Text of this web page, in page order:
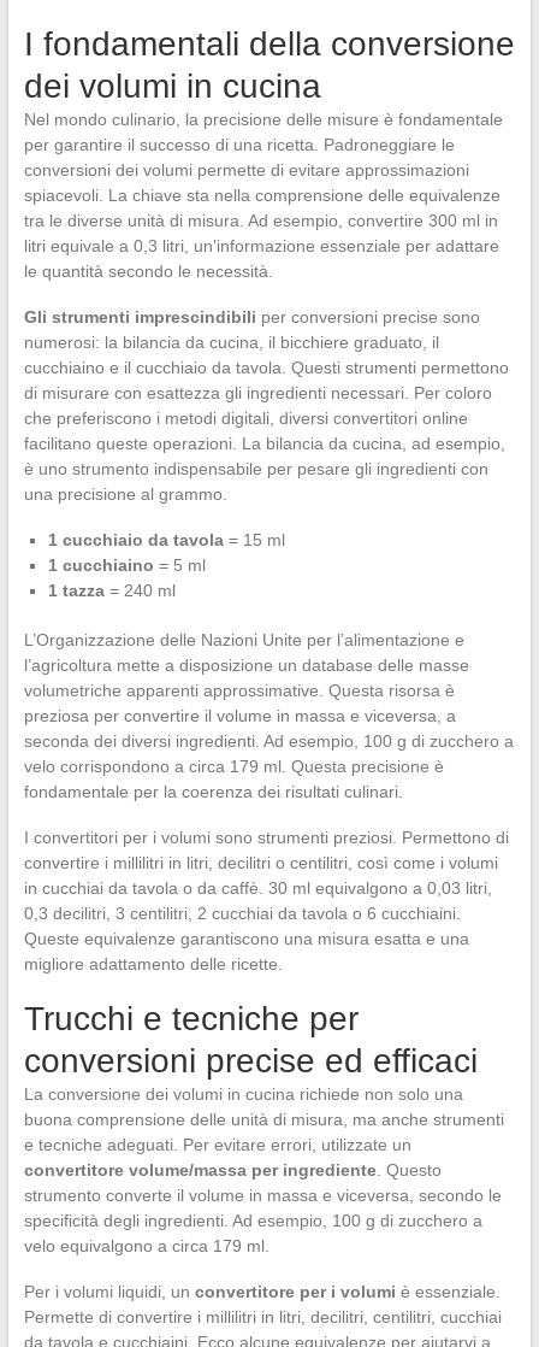
I fondamentali della conversione
dei volumi in cucina
Nel mondo culinario, la precisione delle misure è fondamentale
per garantire il successo di una ricetta. Padroneggiare le
conversioni dei volumi permette di evitare approssimazioni
spiacevoli. La chiave sta nella comprensione delle equivalenze
tra le diverse unità di misura. Ad esempio, convertire 300 ml in
litri equivale a 0,3 litri, un’informazione essenziale per adattare
le quantità secondo le necessità.
Gli strumenti imprescindibili per conversioni precise sono
numerosi: la bilancia da cucina, il bicchiere graduato, il
cucchiaino e il cucchiaio da tavola. Questi strumenti permettono
di misurare con esattezza gli ingredienti necessari. Per coloro
che preferiscono i metodi digitali, diversi convertitori online
facilitano queste operazioni. La bilancia da cucina, ad esempio,
è uno strumento indispensabile per pesare gli ingredienti con
una precisione al grammo.
1 cucchiaio da tavola= 15 ml
1 cucchiaino = 5 ml
1 tazza= 240 ml
L’Organizzazione delle Nazioni Unite per l’alimentazione e
l’agricoltura mette a disposizione un database delle masse
volumetriche apparenti approssimative. Questa risorsa è
preziosa per convertire il volume in massa e viceversa, a
seconda dei diversi ingredienti. Ad esempio, 100 g di zucchero a
velo corrispondono a circa 179 ml. Questa precisione è
fondamentale per la coerenza dei risultati culinari.
I convertitori per i volumi sono strumenti preziosi. Permettono di
convertire i millilitri in litri, decilitri o centilitri, così come i volumi
in cucchiai da tavola o da caffè. 30 ml equivalgono a 0,03 litri,
0,3 decilitri, 3 centilitri, 2 cucchiai da tavola o 6 cucchiaini.
Queste equivalenze garantiscono una misura esatta e una
migliore adattamento delle ricette.
Trucchi e tecniche per
conversioni precise ed efficaci
La conversione dei volumi in cucina richiede non solo una
buona comprensione delle unità di misura, ma anche strumenti
e tecniche adeguati. Per evitare errori, utilizzate un
convertitore volume/massa per ingrediente. Questo
strumento converte il volume in massa e viceversa, secondo le
specificità degli ingredienti. Ad esempio, 100 g di zucchero a
velo equivalgono a circa 179 ml.
Per i volumi liquidi, un convertitore per i volumi è essenziale.
Permette di convertire i millilitri in litri, decilitri, centilitri, cucchiai
da tavola e cucchiaini. Ecco alcune equivalenze per aiutarvi a